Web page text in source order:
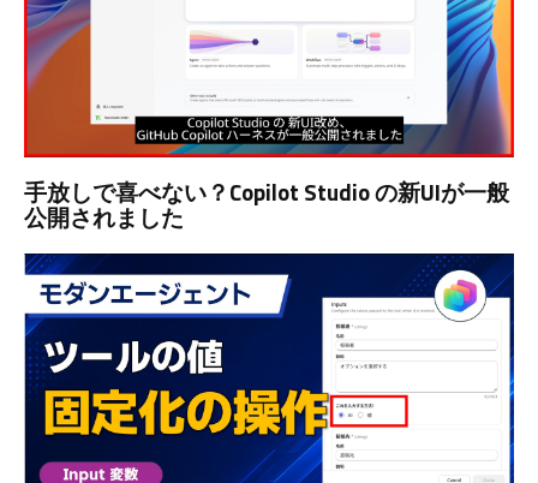
手放しで喜べない？Copilot Studio の新UIが一般
公開されました